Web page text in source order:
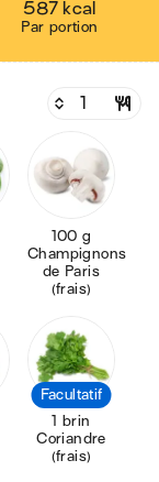
587 kcal
Par portion
100 g
Champignons
de Paris
(frais)
Facultatif
1 brin
Coriandre
(frais)